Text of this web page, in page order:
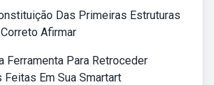
Das Primeiras Estruturas
Afirmar
Ferramenta Para Retroceder
Em Sua Smartart